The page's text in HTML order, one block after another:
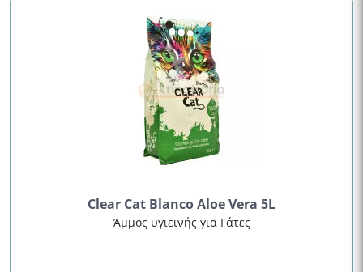
Clear Cat Blanco Aloe Vera 5L
Άμμος υγιεινής για Γάτες